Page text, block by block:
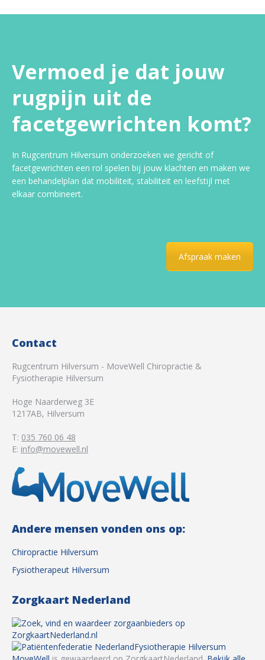
Vermoed je dat jouw
rugpijn uit de
facetgewrichten komt?
In Rugcentrum Hilversum onderzoeken we gericht of
facetgewrichten een rol spelen bij jouw klachten en maken we
een behandelplan dat mobiliteit, stabiliteit en leefstijl met
elkaar combineert.
Afspraak maken
Contact
Rugcentrum Hilversum - MoveWell Chiropractie &
Fysiotherapie Hilversum
Hoge Naarderweg 3E
1217AB, Hilversum
T: 035 760 06 48
E: info@movewell.nl
Andere mensen vonden ons op:
Chiropractie Hilversum
Fysiotherapeut Hilversum
Zorgkaart Nederland
Fysiotherapie Hilversum